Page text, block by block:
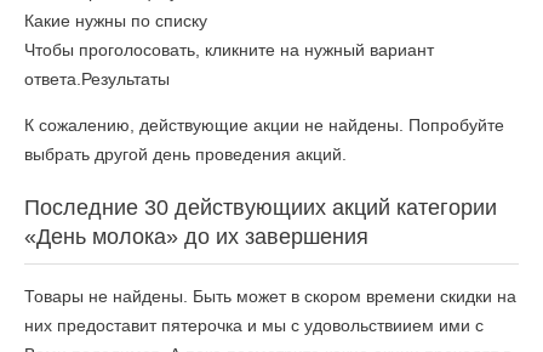
Какие нужны по списку
Чтобы проголосовать, кликните на нужный вариант
ответа. Результаты
К сожалению, действующие акции не найдены. Попробуйте
выбрать другой день проведения акций.
Последние 30 действующиих акций категории
«День молока» до их завершения
Товары не найдены. Быть может в скором времени скидки на
них предоставит пятерочка и мы с удовольствиием ими с